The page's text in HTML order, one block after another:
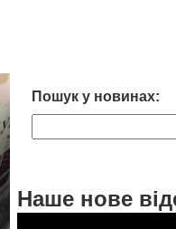
Пошук у новинах:
Наше нове